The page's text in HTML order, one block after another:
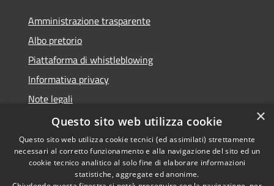
Amministrazione trasparente
Albo pretorio
Piattaforma di whistleblowing
Informativa privacy
Note legali
Dichiarazione di accessibilità
RSS © 2022 • Comune di Santa
×
Questo sito web utilizza cookie
Questo sito web utilizza cookie tecnici (ed assimilati) strettamente
necessari al corretto funzionamento e alla navigazione del sito ed un
cookie tecnico analitico al solo fine di elaborare informazioni
statistiche, aggregate ed anonime.